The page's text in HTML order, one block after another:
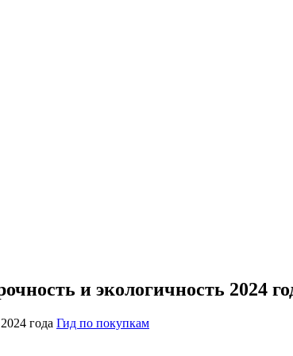
и экологичность 2024
Гид по покупкам